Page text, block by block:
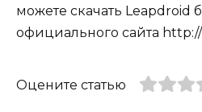
можете скачать Leapdroid
официального сайта
Оцените статью